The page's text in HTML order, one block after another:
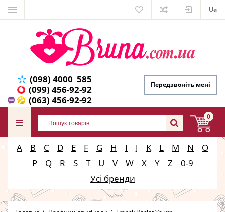
Ua
(098) 4000 585
(099) 456-92-92
(063) 456-92-92
Передзвоніть мені
0
A B C D E F G H I J K L M N
O
P
Q R S T U V W X Y Z
0-9
Усі бренди